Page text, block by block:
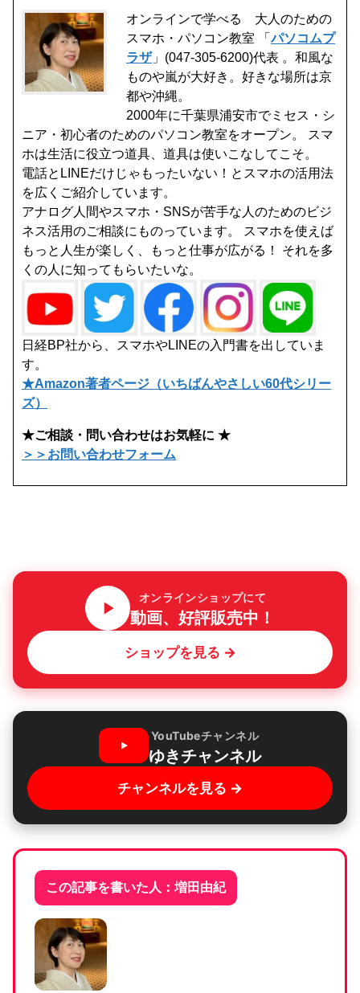
オンラインで学べる 大人のための
スマホ・パソコン教室 「パソコムプ
ラザ」(047-305-6200)代表 。和風な
ものや嵐が大好き。好きな場所は京
都や沖縄。
2000年に千葉県浦安市でミセス・シ
ニア・初心者のためのパソコン教室をオープン。 スマ
ホは生活に役立つ道具、道具は使いこなしてこそ。
電話とLINEだけじゃもったいない！とスマホの活用法
を広くご紹介しています。
アナログ人間やスマホ・SNSが苦手な人のためのビジ
ネス活用のご相談にものっています。 スマホを使えば
もっと人生が楽しく、もっと仕事が広がる！ それを多
くの人に知ってもらいたいな。
日経BP社から、スマホやLINEの入門書を出していま
す。
★Amazon著者ページ（いちばんやさしい60代シリー
ズ）
★ご相談・問い合わせはお気軽に ★
＞＞お問い合わせフォーム
オンラインショップにて
動画、好評販売中！
ショップを見る →
YouTubeチャンネル
ゆきチャンネル
チャンネルを見る →
この記事を書いた人：増田由紀